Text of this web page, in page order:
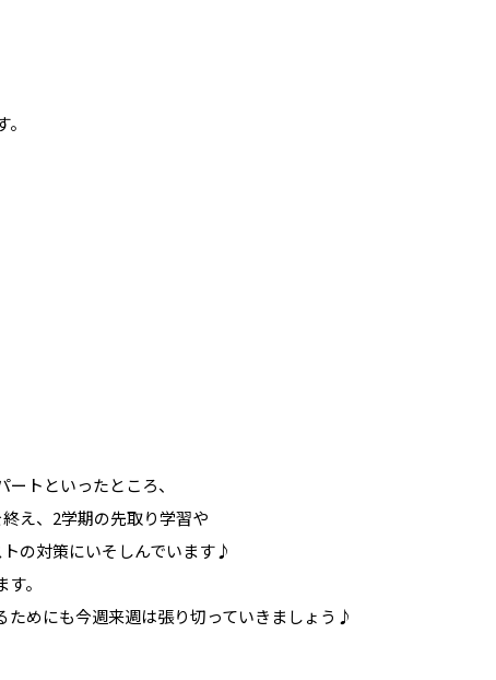
トといったところ、
え、2学期の先取り学習や
の対策にいそしんでいます♪
。
ためにも今週来週は張り切っていきましょう♪